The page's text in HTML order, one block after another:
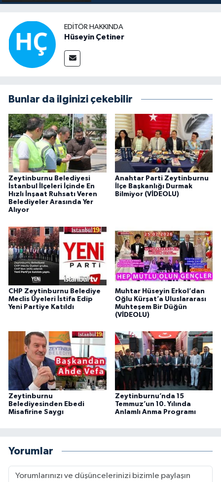
EDITÖR HAKKINDA
Hüseyin Çetiner
Bunlar da ilginizi çekebilir
Zeytinburnu Belediyesi
İstanbul İlçeleri İçinde En
Hızlı İnşaat Ruhsatı Veren
Belediyeler Arasında Yer
Alıyor
Anahtar Parti Zeytinburnu
İlçe Başkanlığı Durmak
Bilmiyor (VİDEOLU)
CHP Zeytinburnu Belediye
Meclis Üyeleri İstifa Edip
Yeni Partiye Katıldı
Muhtar Hüseyin Erkol’dan
Oğlu Kürşat’a Uluslararası
Muhteşem Bir Düğün
(VİDEOLU)
Zeytinburnu
Belediyesinden Ebedi
Misafirine Saygı
Zeytinburnu’nda 15
Temmuz’un 10. Yılında
Anlamlı Anma Programı
Yorumlar